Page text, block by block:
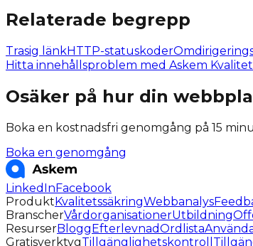
Relaterade begrepp
Trasig länkHTTP-statuskoder
Hitta innehållsproblem med Askem
Osäker på hur din
Boka en kostnadsfri genomgång på 15
Boka en genomgång
LinkedInFacebook
ProduktKvalitetssäkringWebbanalys
BranscherVårdorganisationerUtbildning
ResurserBloggEfterlevnadOrdlista
GratisverktygTillgänglighetskontroll